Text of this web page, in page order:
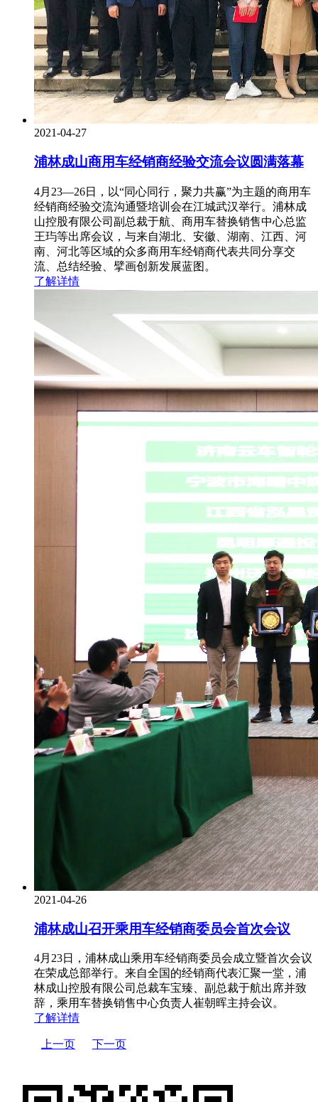
2021-04-27
浦林成山商用车经销商经验交流会议圆满落幕
4月23—26日，以“同心同行，聚力共赢”为主题的商用车
经销商经验交流沟通暨培训会在江城武汉举行。浦林成
山控股有限公司副总裁于航、商用车替换销售中心总监
王玙等出席会议，与来自湖北、安徽、湖南、江西、河
南、河北等区域的众多商用车经销商代表共同分享交
流、总结经验、擘画创新发展蓝图。
了解详情
2021-04-26
浦林成山召开乘用车经销商委员会首次会议
4月23日，浦林成山乘用车经销商委员会成立暨首次会议
在荣成总部举行。来自全国的经销商代表汇聚一堂，浦
林成山控股有限公司总裁车宝臻、副总裁于航出席并致
辞，乘用车替换销售中心负责人崔朝晖主持会议。
了解详情
上一页 下一页